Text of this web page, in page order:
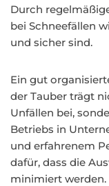
Durch
bei Schneefällen
und sicher sind.
Ein gut
der Tauber trägt
Unfällen bei,
Betriebs in
und erfahrenem
dafür, dass die
minimiert werden.